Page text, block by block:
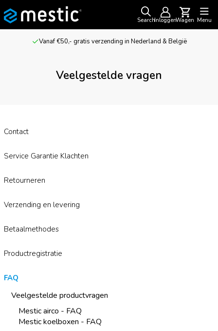
SearchInloggenWagen Menu
Vanaf €50,- gratis verzending in Nederland & België
Veelgestelde vragen
Contact
Service Garantie Klachten
Retourneren
Verzending en levering
Betaalmethodes
Productregistratie
FAQ
Veelgestelde productvragen
Mestic airco - FAQ
Mestic koelboxen - FAQ